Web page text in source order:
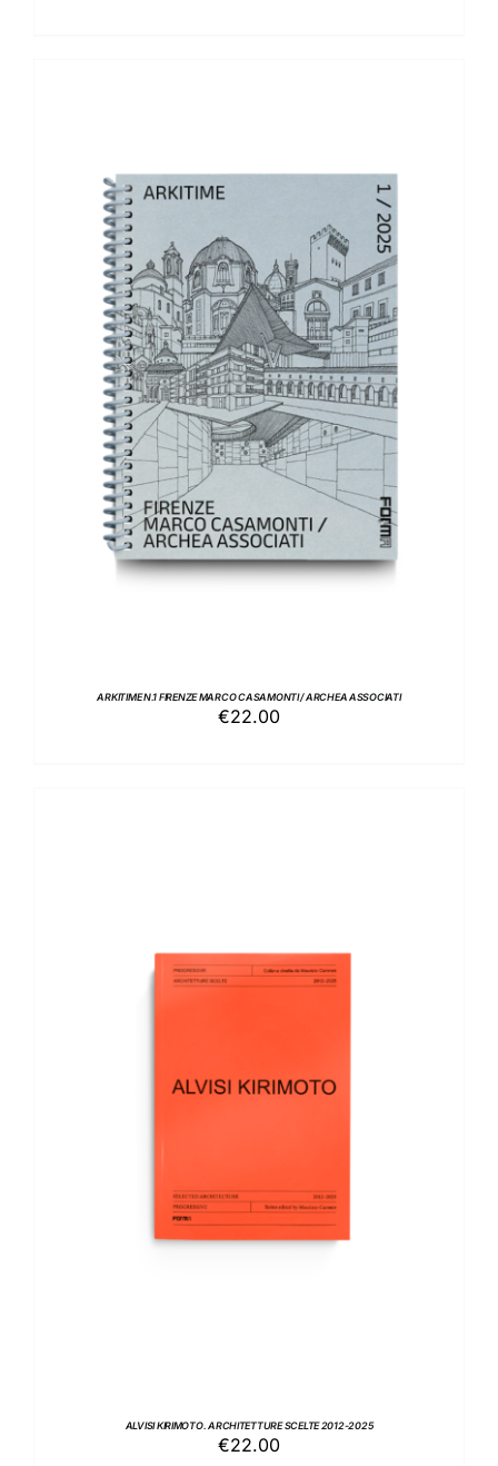
AGGIUNGI AL CARRELLO / DETTAGLI
ARKITIME N.1 FIRENZE MARCO CASAMONTI / ARCHEA ASSOCIATI
€22.00
AGGIUNGI AL CARRELLO / DETTAGLI
ALVISI KIRIMOTO. ARCHITETTURE SCELTE 2012-2025
€22.00